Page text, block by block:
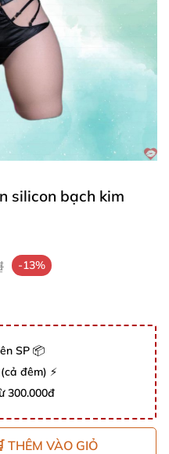
silicon bạch kim
-13%
SP 📦
đêm) ⚡
300.000đ
THÊM VÀO GIỎ